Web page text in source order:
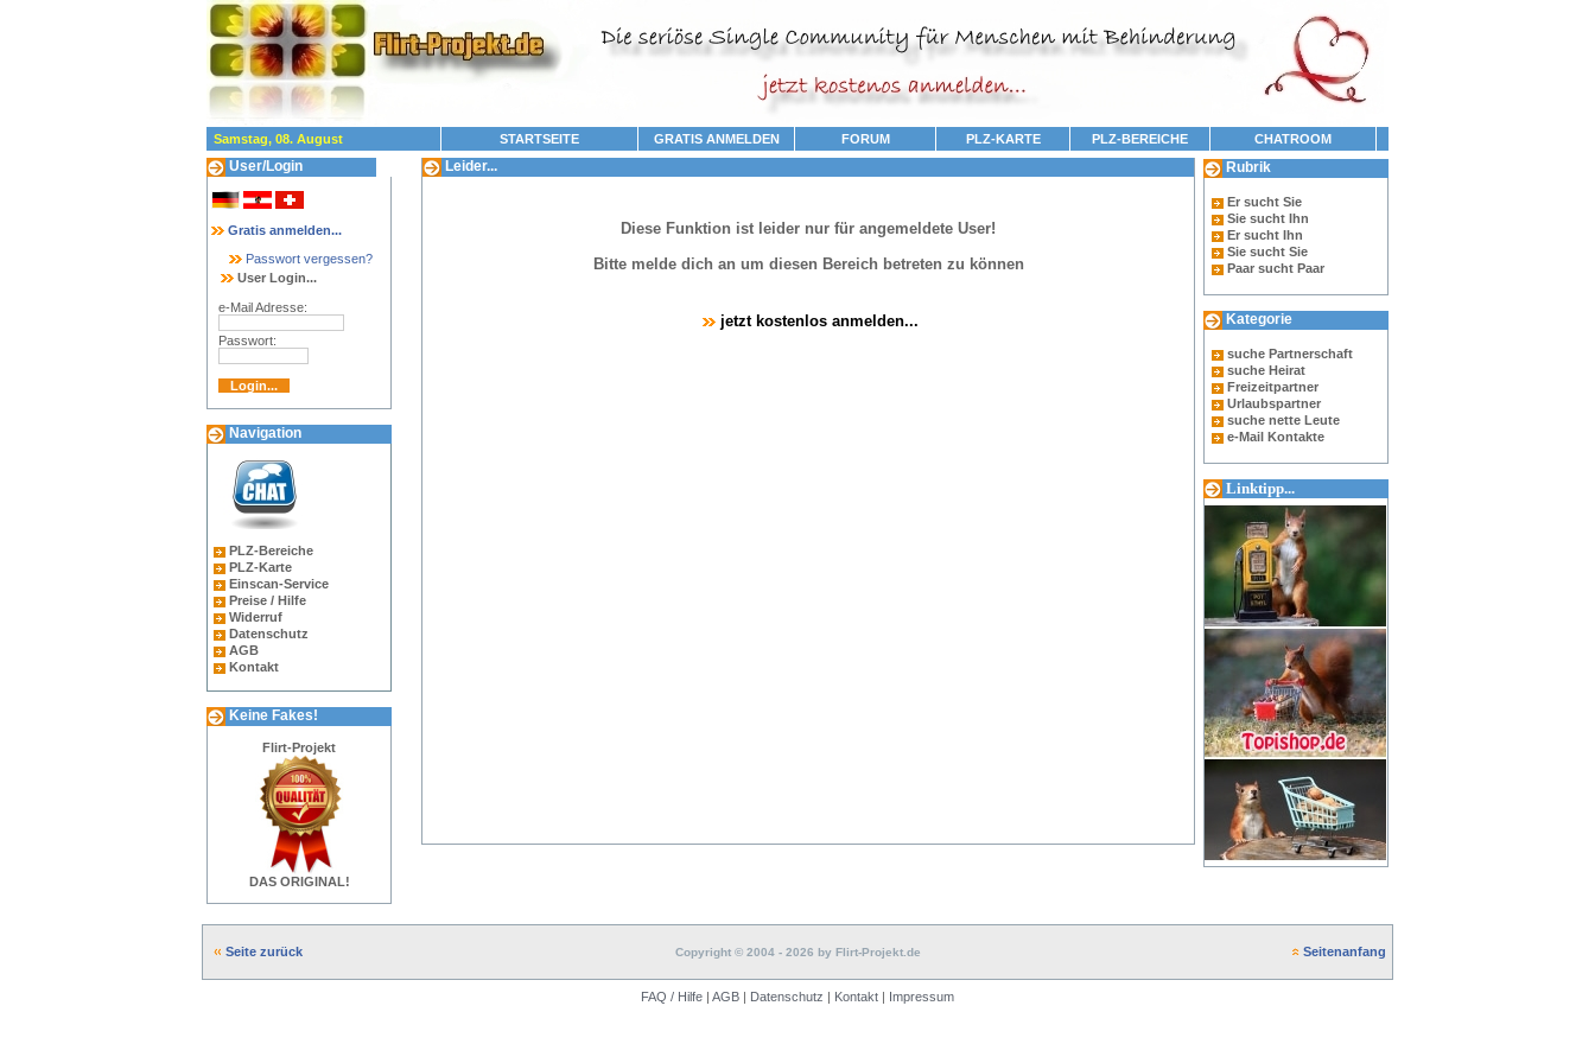
Samstag, 08. August STARTSEITE GRATIS ANMELDEN FORUM PLZ-KARTE PLZ-BEREICHE CHATROOM
User/Login
Gratis anmelden...
Passwort vergessen?
User Login...
e-Mail Adresse:
Passwort:
Navigation
PLZ-Bereiche
PLZ-Karte
Einscan-Service
Preise / Hilfe
Widerruf
Datenschutz
AGB
Kontakt
Keine Fakes!
Flirt-Projekt
DAS ORIGINAL!
Leider...
Diese Funktion ist leider nur für angemeldete User!
Bitte melde dich an um diesen Bereich betreten zu können
jetzt kostenlos anmelden...
Rubrik
Er sucht Sie
Sie sucht Ihn
Er sucht Ihn
Sie sucht Sie
Paar sucht Paar
Kategorie
suche Partnerschaft
suche Heirat
Freizeitpartner
Urlaubspartner
suche nette Leute
e-Mail Kontakte
Linktipp...
Seite zurück Copyright © 2004 - 2026 by Flirt-Projekt.de Seitenanfang
FAQ / Hilfe | AGB | Datenschutz | Kontakt | Impressum